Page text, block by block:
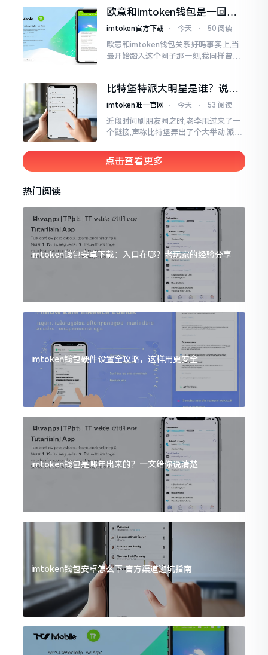
存钱罐与菜市场那般
欧意和imtoken钱包是一回事
吗？搞清楚了再装钱包
imtoken官方下载 ⋅ 今天 ⋅ 50 阅读
欧意和imtoken钱包关系好吗事实上,当
最开始踏入这个圈子那一刻,我同样曾因
推移才逐渐明晰
比特堡特派大明星是谁？说实
话，我真没搞明白
imtoken唯一官网 ⋅ 今天 ⋅ 53 阅读
近段时间刷朋友圈之时,老李甩过来了一
个链接,声称比特堡弄出了个大举动,派遣
进入查看,哎呀不得了,满屏幕都是“重
磅”、“首发”、“独家”
点击查看更多
热门阅读
imtoken钱包安卓下载：入口在哪？老玩家的经验分享
imtoken钱包硬件设置全攻略，这样用更安全
imtoken钱包是哪年出来的？一文给你说清楚
imtoken钱包安卓怎么下 官方渠道避坑指南